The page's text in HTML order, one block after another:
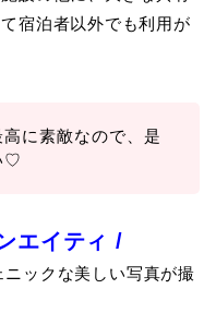
宿泊者以外でも利用が
に素敵なので、是
♡
エイティ /
ックな美しい写真が撮